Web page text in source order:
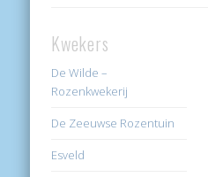
Kwekers
De Wilde –
Rozenkwekerij
De Zeeuwse Rozentuin
Esveld